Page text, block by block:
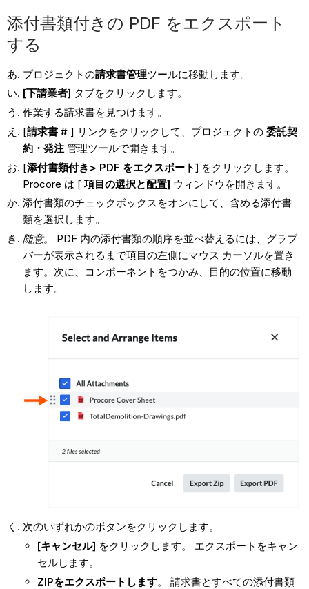
添付書類付きの PDF をエクスポート
する
プロジェクトの請求書管理ツールに移動します。
[下請業者] タブをクリックします。
作業する請求書を見つけます。
[請求書 # ] リンクをクリックして、プロジェクトの 委託契
約・発注管理ツールで開きます。
[添付書類付き> PDF をエクスポート] をクリックします。
Procore は [ 項目の選択と配置] ウィンドウを開きます。
添付書類のチェックボックスをオンにして、含める添付書
類を選択します。
随意。 PDF 内の添付書類の順序を並べ替えるには、グラブ
バーが表示されるまで項目の左側にマウス カーソルを置き
ます。次に、コンポーネントをつかみ、目的の位置に移動
します。
次のいずれかのボタンをクリックします。
[キャンセル] をクリックします。 エクスポートをキャン
セルします。
ZIPをエクスポートします。 請求書とすべての添付書類